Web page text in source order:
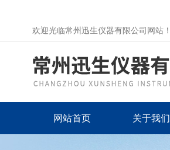
欢迎光临常州迅生仪器有限公司网站！
网站首页 关于我们